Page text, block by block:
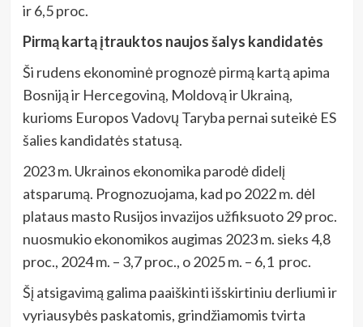
ir 6,5 proc.
Pirmą kartą įtrauktos naujos šalys kandidatės
Ši rudens ekonominė prognozė pirmą kartą apima
Bosniją ir Hercegoviną, Moldovą ir Ukrainą,
kurioms Europos Vadovų Taryba pernai suteikė ES
šalies kandidatės statusą.
2023 m. Ukrainos ekonomika parodė didelį
atsparumą. Prognozuojama, kad po 2022 m. dėl
plataus masto Rusijos invazijos užfiksuoto 29 proc.
nuosmukio ekonomikos augimas 2023 m. sieks 4,8
proc., 2024 m. – 3,7 proc., o 2025 m. – 6,1 proc.
Šį atsigavimą galima paaiškinti išskirtiniu derliumi ir
vyriausybės paskatomis, grindžiamomis tvirta